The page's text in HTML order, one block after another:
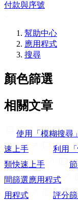
付款與序號
幫助中心
應用程式
搜尋
顏色篩選
相關文章
使用「模糊搜尋
速上手
利用
類快速上手
間篩選應用程式
用程式
評分